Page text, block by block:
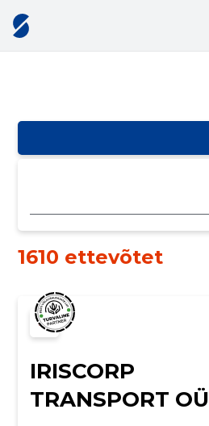
1610 ettevõtet
IRISCORP
TRANSPORT OÜ